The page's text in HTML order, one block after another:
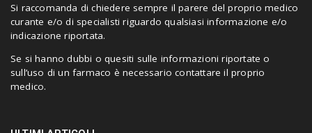
Si raccomanda di chiedere sempre il parere del proprio medico
curante e/o di specialisti riguardo qualsiasi informazione e/o
indicazione riportata.
Se si hanno dubbi o quesiti sulle informazioni riportate o
sull’uso di un farmaco è necessario contattare il proprio
medico.